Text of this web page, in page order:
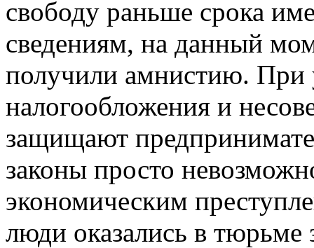
свободу раньше срока
сведениям, на данный
получили амнистию. При
налогообложения и
защищают
законы просто
экономическим
люди оказались в тюрьме